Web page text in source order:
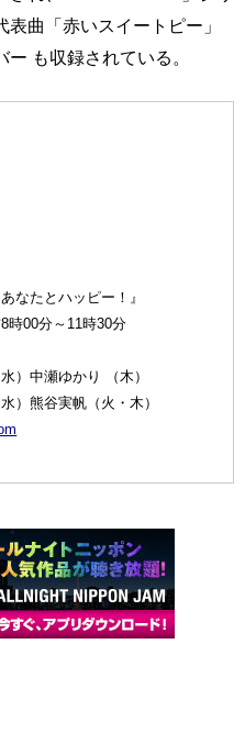
曲「赤いスイートピー」
も収録されている。
なたとハッピー！』
00分～11時30分
）中瀬ゆかり （木）
）熊谷実帆（火・木）